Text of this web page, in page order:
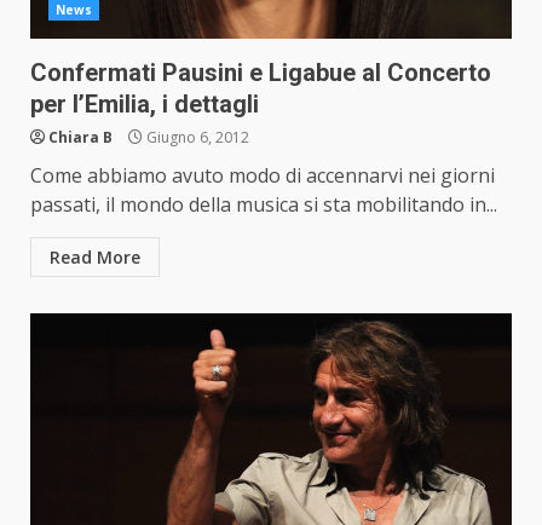
News
Confermati Pausini e Ligabue al Concerto
per l’Emilia, i dettagli
Chiara B Giugno 6, 2012
Come abbiamo avuto modo di accennarvi nei giorni
passati, il mondo della musica si sta mobilitando in...
Read More